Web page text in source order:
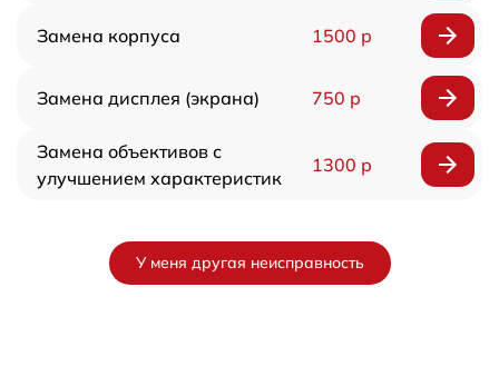
Замена корпуса 1500 р
Замена дисплея (экрана) 750 р
Замена объективов с
улучшением характеристик
1300 р
У меня другая неисправность